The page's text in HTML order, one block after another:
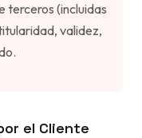
terceros (incluidas
validez,
el Cliente